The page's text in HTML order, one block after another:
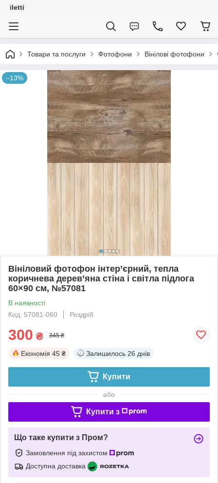
iletti
Товари та послуги Фотофони Вінілові фотофони
–13%
Вініловий фотофон інтер’єрний, тепла
коричнева дерев’яна стіна і світла підлога
60×90 см, №57081
В наявності
Код: 57081-060
Роздріб
300 ₴ 345 ₴
Економія 45 ₴ Залишилось 26 днів
Купити
або
Купити з
Що таке купити з Пром?
Замовлення під захистом
Доступна доставка